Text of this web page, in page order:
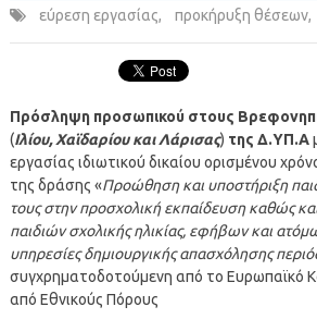
εύρεση εργασίας, προκήρυξη θέσεων,
Πρόσληψη προσωπικού στους
(Ιλίου, Χαϊδαρίου και Λάρισας) της Δ.ΥΠ.Α
εργασίας ιδιωτικού δικαίου ορισμένου
της δράσης «Προώθηση και υποστήριξη
τους στην προσχολική εκπαίδευση καθώς
παιδιών σχολικής ηλικίας, εφήβων και
υπηρεσίες δημιουργικής απασχόλησης
συγχρηματοδοτούμενη από το Ευρωπαϊκό
από Εθνικούς Πόρους